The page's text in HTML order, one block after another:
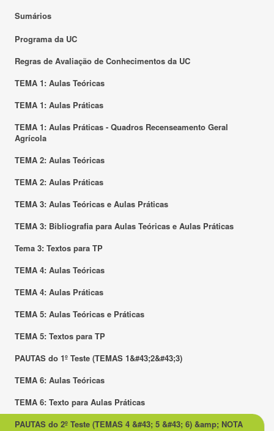
Sumários
Programa da UC
Regras de Avaliação de Conhecimentos da UC
TEMA 1: Aulas Teóricas
TEMA 1: Aulas Práticas
TEMA 1: Aulas Práticas - Quadros Recenseamento Geral
Agrícola
TEMA 2: Aulas Teóricas
TEMA 2: Aulas Práticas
TEMA 3: Aulas Teóricas e Aulas Práticas
TEMA 3: Bibliografia para Aulas Teóricas e Aulas Práticas
Tema 3: Textos para TP
TEMA 4: Aulas Teóricas
TEMA 4: Aulas Práticas
TEMA 5: Aulas Teóricas e Práticas
TEMA 5: Textos para TP
PAUTAS do 1º Teste (TEMAS 1&#43;2&#43;3)
TEMA 6: Aulas Teóricas
TEMA 6: Texto para Aulas Práticas
PAUTAS do 2º Teste (TEMAS 4 &#43; 5 &#43; 6) &amp; NOTA